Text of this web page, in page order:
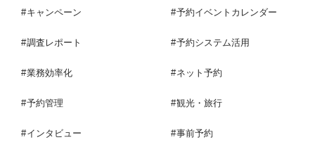
キャンペーン 予約イベントカレンダー
調査レポート 予約システム活用
業務効率化 ネット予約
予約管理 観光・旅行
インタビュー 事前予約